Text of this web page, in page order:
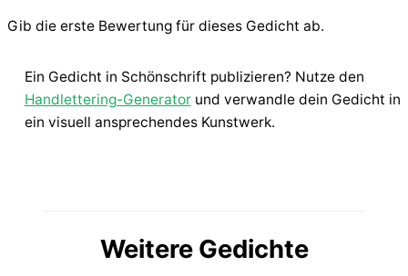
Gib die erste Bewertung für dieses Gedicht ab.
Ein Gedicht in Schönschrift publizieren? Nutze den
Handlettering-Generatorund verwandle dein Gedicht in
ein visuell ansprechendes Kunstwerk.
Weitere Gedichte